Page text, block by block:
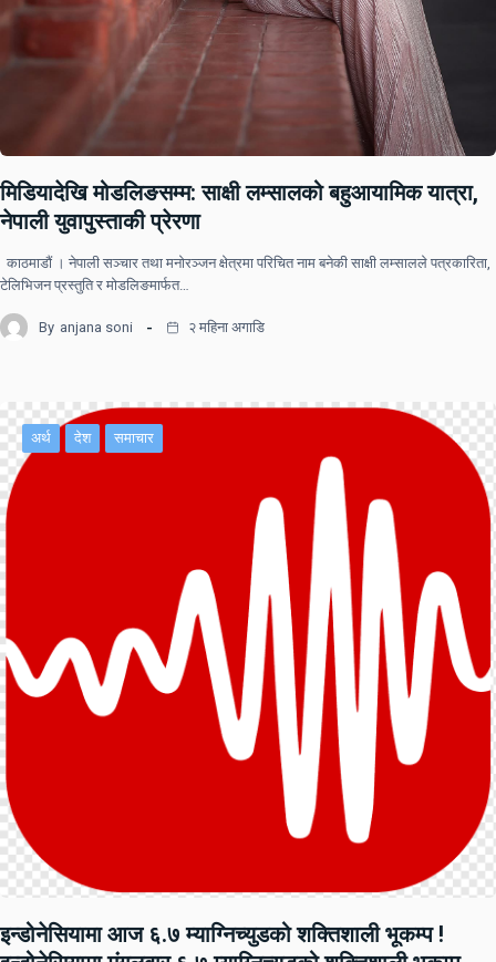
मिडियादेखि मोडलिङसम्म: साक्षी लम्सालको बहुआयामिक यात्रा,
नेपाली युवापुस्ताकी प्रेरणा
काठमाडौं । नेपाली सञ्चार तथा मनोरञ्जन क्षेत्रमा परिचित नाम बनेकी साक्षी लम्सालले पत्रकारिता,
टेलिभिजन प्रस्तुति र मोडलिङमार्फत…
By anjana soni २ महिना अगाडि
अर्थ देश समाचार
इन्डोनेसियामा आज ६.७ म्याग्निच्युडको शक्तिशाली भूकम्प !